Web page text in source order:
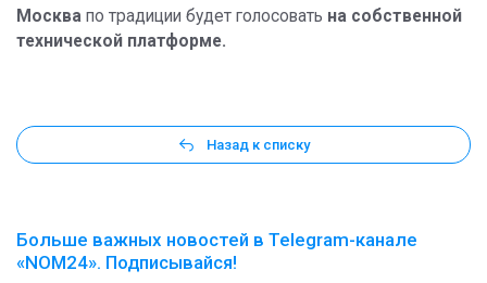
Москва по традиции будет голосовать на собственной
технической платформе.
Назад к списку
Больше важных новостей в Telegram-канале
«NOM24». Подписывайся!